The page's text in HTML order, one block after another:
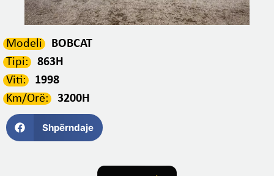
Modeli
BOBCAT
Tipi:
863H
Viti:
1998
Km/Orë:
3200H
Shpërndaje